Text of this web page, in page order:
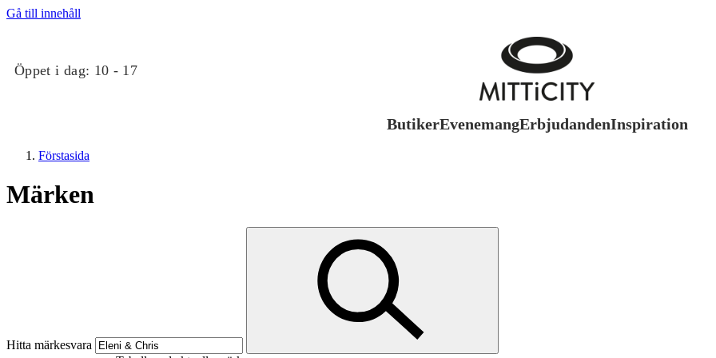
Gå till innehåll
Öppet i dag: 10 - 17
ButikerEvenemangErbjudandenInspiration
Evenemang
Förstasida
Märken
Hitta märkesvara